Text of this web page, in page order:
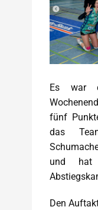
Es war
fünf
das
und
Den